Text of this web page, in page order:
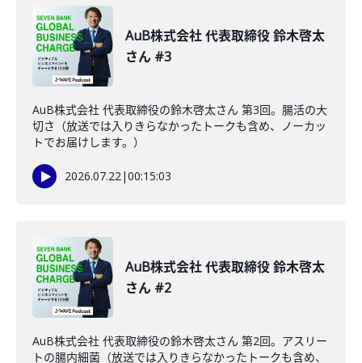
AuB株式会社 代表取締役 鈴木啓太
さん #3
AuB株式会社 代表取締役の鈴木啓太さん 第3回。腸活の大
切さ（放送では入りきらなかったトークも含め、ノーカッ
トでお届けします。）
2026.07.22|00:15:03
AuB株式会社 代表取締役 鈴木啓太
さん #2
AuB株式会社 代表取締役の鈴木啓太さん 第2回。アスリー
トの腸内細菌（放送では入りきらなかったトークも含め、